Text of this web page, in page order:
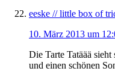
eeske // little box of
10. März 2013 um
Die Tarte Tatäää
und einen schönen